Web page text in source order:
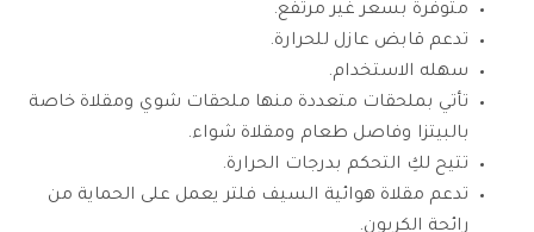
متوفرة بسعر غير مرتفع.
تدعم قابض عازل للحرارة.
سهله الاستخدام.
تأتي بملحقات متعددة منها ملحقات شوي ومقلاة خاصة
بالبيتزا وفاصل طعام ومقلاة شواء.
تتيح لكِ التحكم بدرجات الحرارة.
تدعم مقلاة هوائية السيف فلتر يعمل على الحماية من
رائحة الكربون.